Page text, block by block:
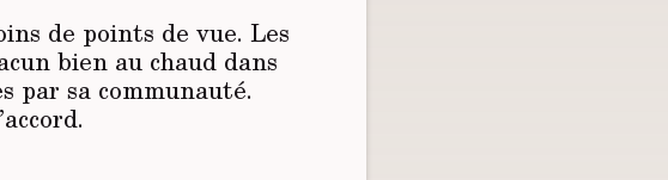
de points de vue. Les
bien au chaud dans
par sa communauté.